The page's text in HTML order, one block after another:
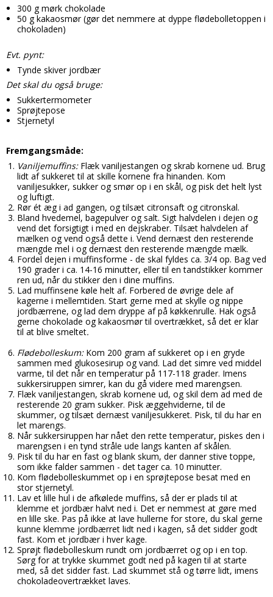
Menthol aroma
Solbær aroma
Tobak aroma
Tropisk aroma
Tyggegummi aroma
Vanilje aroma
DV Liquids
Fantastical
Hooligan
Liquid Architects
M-Flavours
Ruffian
Squash Juice
Valhalla
Vaniljestænger
Startsæt
Tilbehør
Emballage
Udstyr
Æteriske olier
Marcipan
Skumfiduser
Smørcreme
Frugtflæsk
Dessert
Påske
300 g mørk chokolade
50 g kakaosmør (gør det nemmere at dyppe flødebolletoppen i
chokoladen)
Evt. pynt:
Tynde skiver jordbær
Det skal du også bruge:
Sukkertermometer
Sprøjtepose
Stjernetyl
Fremgangsmåde:
Vaniljemuffins: Flæk vaniljestangen og skrab kornene ud. Brug
lidt af sukkeret til at skille kornene fra hinanden. Kom
vaniljesukker, sukker og smør op i en skål, og pisk det helt lyst
og luftigt.
Rør ét æg i ad gangen, og tilsæt citronsaft og citronskal.
Bland hvedemel, bagepulver og salt. Sigt halvdelen i dejen og
vend det forsigtigt i med en dejskraber. Tilsæt halvdelen af
mælken og vend også dette i. Vend dernæst den resterende
mængde mel i og dernæst den resterende mængde mælk.
Fordel dejen i muffinsforme - de skal fyldes ca. 3/4 op. Bag ved
190 grader i ca. 14-16 minutter, eller til en tandstikker kommer
ren ud, når du stikker den i dine muffins.
Lad muffinsene køle helt af. Forbered de øvrige dele af
kagerne i mellemtiden. Start gerne med at skylle og nippe
jordbærrene, og lad dem dryppe af på køkkenrulle. Hak også
gerne chokolade og kakaosmør til overtrækket, så det er klar
til at blive smeltet.
Flødebolleskum:Kom 200 gram af sukkeret op i en gryde
sammen med glukosesirup og vand. Lad det simre ved middel
varme, til det når en temperatur på 117-118 grader. Imens
sukkersiruppen simrer, kan du gå videre med marengsen.
Flæk vaniljestangen, skrab kornene ud, og skil dem ad med de
resterende 20 gram sukker. Pisk æggehviderne, til de
skummer, og tilsæt dernæst vaniljesukkeret. Pisk, til du har en
let marengs.
Når sukkersiruppen har nået den rette temperatur, piskes den i
marengsen i en tynd stråle ude langs kanten af skålen.
Pisk til du har en fast og blank skum, der danner stive toppe,
som ikke falder sammen - det tager ca. 10 minutter.
Kom flødebolleskummet op i en sprøjtepose besat med en
stor stjernetyl.
Lav et lille hul i de afkølede muffins, så der er plads til at
klemme et jordbær halvt ned i. Det er nemmest at gøre med
en lille ske. Pas på ikke at lave hullerne for store, du skal gerne
kunne klemme jordbærret lidt ned i kagen, så det sidder godt
fast. Kom et jordbær i hver kage.
Sprøjt flødebolleskum rundt om jordbærret og op i en top.
Sørg for at trykke skummet godt ned på kagen til at starte
med, så det sidder fast. Lad skummet stå og tørre lidt, imens
chokoladeovertrækket laves.